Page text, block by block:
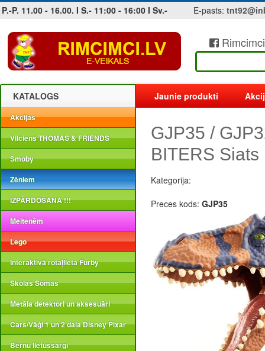
P.-P. 11.00 - 16.00. I S.- 11:00 - 16:00 I Sv.- E-pasts:
Jobs at sea and maritime vacancies
KATALOGS
Akcijas
Vilciens THOMAS & FRIENDS
Smoby
Zēniem
IZPĀRDOŠANA !!!
Meitenēm
Lego
Interaktīvā rotaļlieta Furby
Skolas Somas
Metāla detektori un aksesuāri
Cars/Vāģi 1 un 2 daļa Disney Pixar
Bērnu lietussargi
Jaunie produkti
GJP35 /
BITERS
Kategorija:
Preces kods: GJP35